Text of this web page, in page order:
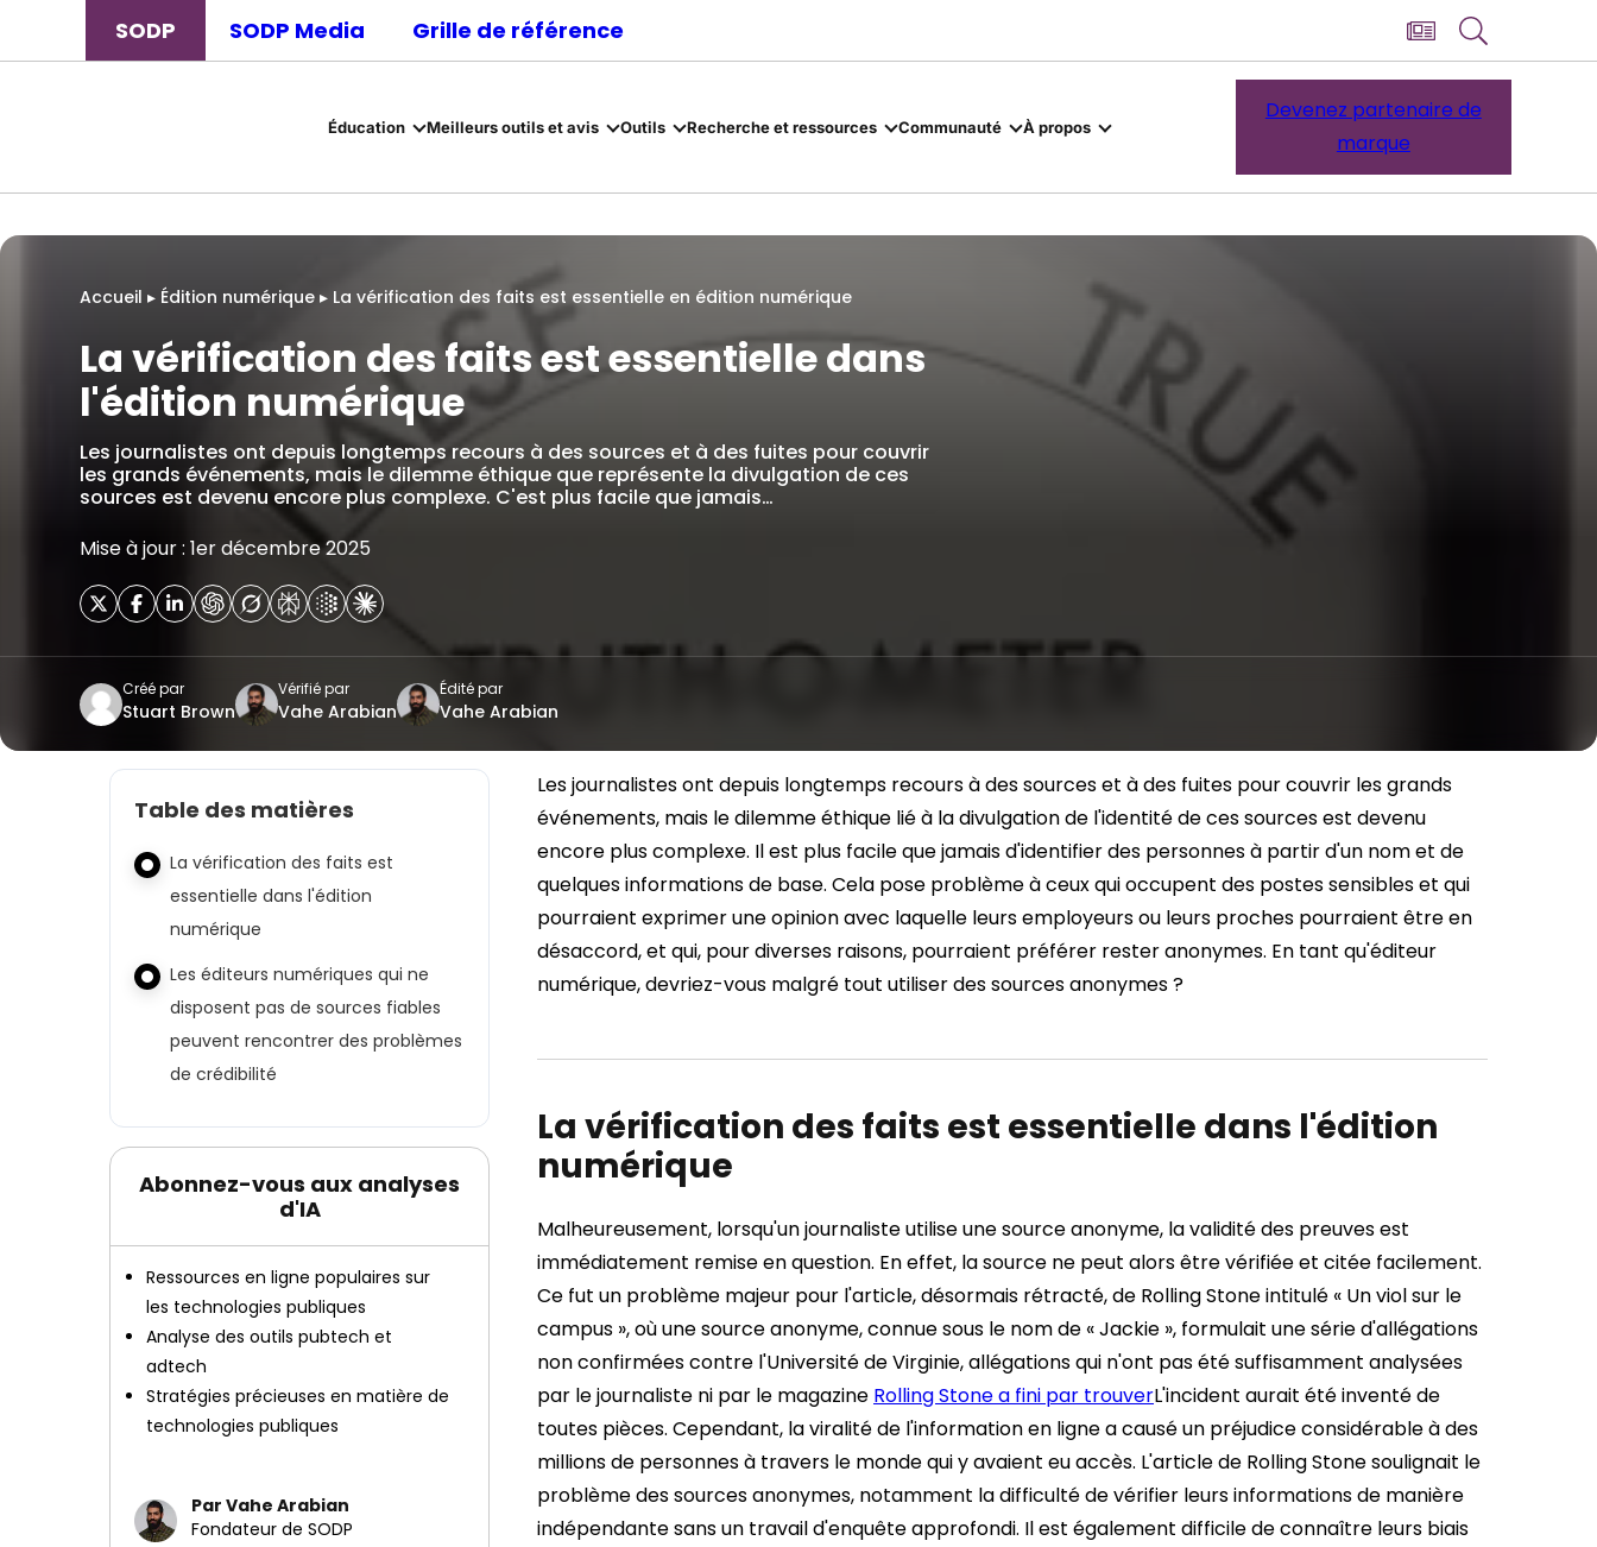
SODP SODP Media Grille de référence
Éducation Meilleurs outils et avis Outils Recherche et ressources Communauté À propos
Devenez partenaire de
marque
Accueil ▸ Édition numérique ▸ La vérification des faits est essentielle en édition numérique
La vérification des faits est essentielle dans
l'édition numérique
Les journalistes ont depuis longtemps recours à des sources et à des fuites pour couvrir
les grands événements, mais le dilemme éthique que représente la divulgation de ces
sources est devenu encore plus complexe. C'est plus facile que jamais…
Mise à jour : 1er décembre 2025
Créé par
Stuart Brown
Vérifié par
Vahe Arabian
Édité par
Vahe Arabian
Table des matières
La vérification des faits est
essentielle dans l'édition
numérique
Les éditeurs numériques qui ne
disposent pas de sources fiables
peuvent rencontrer des problèmes
de crédibilité
Abonnez-vous aux analyses
d'IA
Ressources en ligne populaires sur
les technologies publiques
Analyse des outils pubtech et
adtech
Stratégies précieuses en matière de
technologies publiques
Par Vahe Arabian
Fondateur de SODP
Les journalistes ont depuis longtemps recours à des sources et à des fuites pour couvrir les grands
événements, mais le dilemme éthique lié à la divulgation de l'identité de ces sources est devenu
encore plus complexe. Il est plus facile que jamais d'identifier des personnes à partir d'un nom et de
quelques informations de base. Cela pose problème à ceux qui occupent des postes sensibles et qui
pourraient exprimer une opinion avec laquelle leurs employeurs ou leurs proches pourraient être en
désaccord, et qui, pour diverses raisons, pourraient préférer rester anonymes. En tant qu'éditeur
numérique, devriez-vous malgré tout utiliser des sources anonymes ?
La vérification des faits est essentielle dans l'édition
numérique
Malheureusement, lorsqu'un journaliste utilise une source anonyme, la validité des preuves est
immédiatement remise en question. En effet, la source ne peut alors être vérifiée et citée facilement.
Ce fut un problème majeur pour l'article, désormais rétracté, de Rolling Stone intitulé « Un viol sur le
campus », où une source anonyme, connue sous le nom de « Jackie », formulait une série d'allégations
non confirmées contre l'Université de Virginie, allégations qui n'ont pas été suffisamment analysées
par le journaliste ni par le magazine Rolling Stone a fini par trouverL'incident aurait été inventé de
toutes pièces. Cependant, la viralité de l'information en ligne a causé un préjudice considérable à des
millions de personnes à travers le monde qui y avaient eu accès. L'article de Rolling Stone soulignait le
problème des sources anonymes, notamment la difficulté de vérifier leurs informations de manière
indépendante sans un travail d'enquête approfondi. Il est également difficile de connaître leurs biais